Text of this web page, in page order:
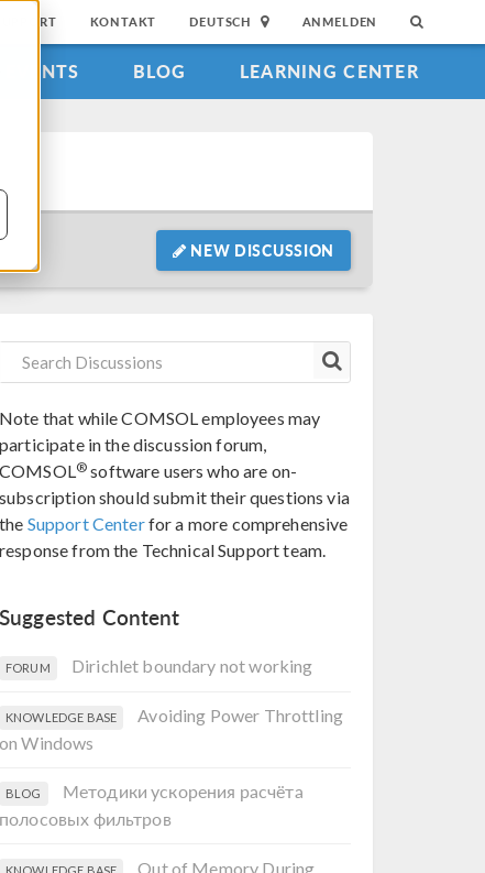
SUPPORT KONTAKT DEUTSCH ANMELDEN
EVENTS BLOG LEARNING CENTER
NEW DISCUSSION
Note that while COMSOL employees may
participate in the discussion forum,
COMSOL® software users who are on-
subscription should submit their questions via
the Support Centerfor a more comprehensive
response from the Technical Support team.
Suggested Content
FORUM Dirichlet boundary not working
KNOWLEDGE BASE
Avoiding Power Throttling
on Windows
BLOG
Методики ускорения расчёта
полосовых фильтров
KNOWLEDGE BASE
Out of Memory During